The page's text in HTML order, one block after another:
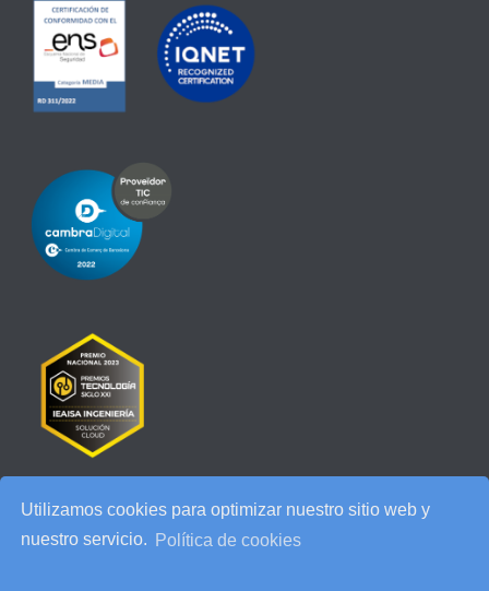
Utilizamos cookies para optimizar nuestro sitio web y
nuestro servicio.
Política de cookies